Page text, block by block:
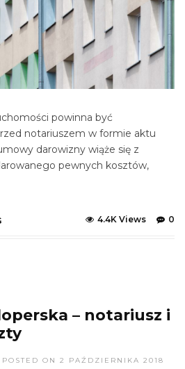
powinna być
notariuszem w formie aktu
darowizny wiąże się z
pewnych kosztów,
0
4.4K Views
– notariusz i
POSTED ON 2 PAŹDZIERNIKA 2018